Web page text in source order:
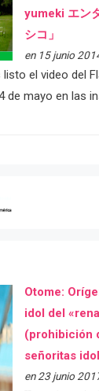
yumeki エン
シコ」
en 15 junio
el video del
de mayo en las
Otome:
idol del
(prohibición
señoritas idol
en 23 junio